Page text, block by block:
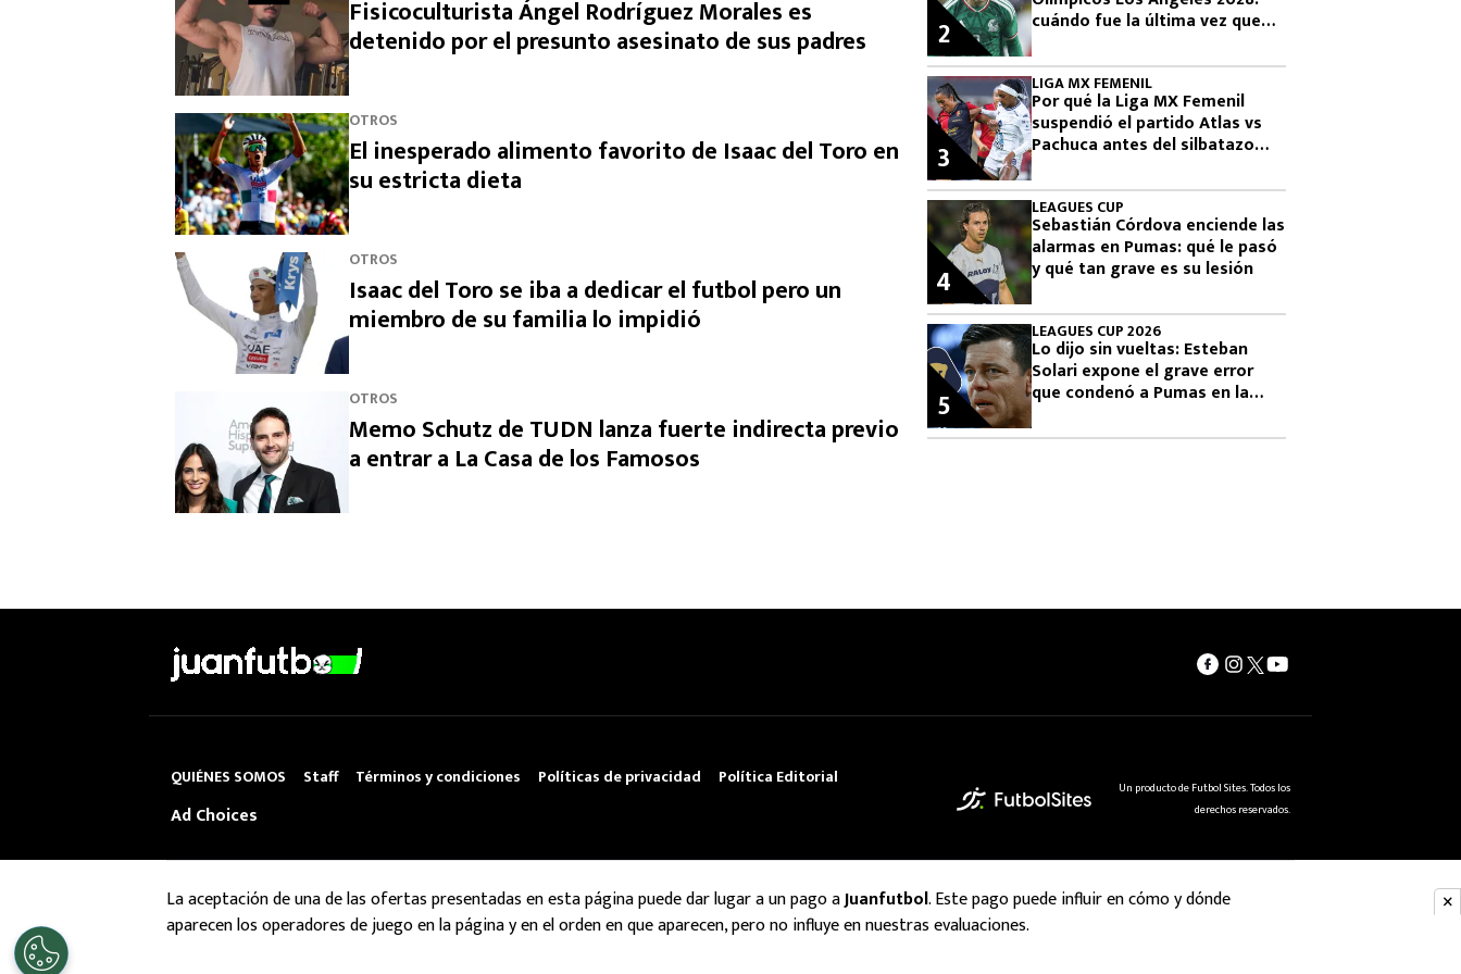
Fisicoculturista Ángel Rodríguez Morales es
detenido por el presunto asesinato de sus padres
OTROS
El inesperado alimento favorito de Isaac del Toro en
su estricta dieta
OTROS
Isaac del Toro se iba a dedicar el futbol pero un
miembro de su familia lo impidió
OTROS
Memo Schutz de TUDN lanza fuerte indirecta previo
a entrar a La Casa de los Famosos
cuándo fue la última vez que
2
LIGA MX FEMENIL
Por qué la Liga MX Femenil
suspendió el partido Atlas vs
Pachuca antes del silbatazo
3
LEAGUES CUP
Sebastián Córdova enciende las
alarmas en Pumas: qué le pasó
y qué tan grave es su lesión
4
LEAGUES CUP 2026
Lo dijo sin vueltas: Esteban
Solari expone el grave error
que condenó a Pumas en la
5
QUIÉNES SOMOS Staff Términos y condiciones Políticas de privacidad Política Editorial
Ad Choices
Un producto de Futbol Sites. Todos los
derechos reservados.
La aceptación de una de las ofertas presentadas en esta página puede dar lugar a un pago aJuanfutbol. Este pago puede influir en cómo y dónde
aparecen los operadores de juego en la página y en el orden en que aparecen, pero no influye en nuestras evaluaciones.